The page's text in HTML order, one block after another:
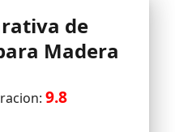
de
Madera
9.8